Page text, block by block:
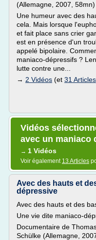
(Allemagne, 2007, 58mn)
Une humeur avec des
cela. Mais lorsque
et fait place sans crier
est en présence d'un
appelé bipolaire.
maniaco-dépressifs ?
lutte contre une...
→ 2 Vidéos (et 31 Articles
Vidéos
avec un maniaco
→ 1 Vidéos
Voir également 13 Articles
Avec des hauts et
dépressive
Avec des hauts et des
Une vie dite maniaco-
Documentaire de
Schülke (Allemagne,